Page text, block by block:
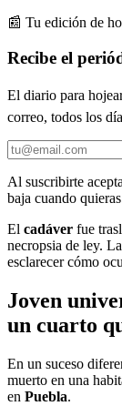
📰 Tu edición de
Recibe el
El diario para
correo, todos los
Al suscribirte
baja cuando
El cadáver fue
necropsia de ley.
esclarecer cómo
Joven
un cuarto
En un suceso
muerto en una
en Puebla.